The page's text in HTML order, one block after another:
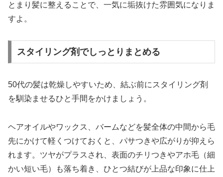
とまり髪に整えることで、一気に垢抜けた雰囲気になりま
すよ。
スタイリング剤でしっとりまとめる
50代の髪は乾燥しやすいため、結ぶ前にスタイリング剤
を馴染ませるひと手間をかけましょう。
ヘアオイルやワックス、バームなどを髪全体の中間から毛
先にかけて軽くつけておくと、パサつきや広がりが抑えら
れます。ツヤがプラスされ、表面のチリつきやアホ毛（細
かい短い毛）も落ち着き、ひとつ結びが上品な印象に仕上